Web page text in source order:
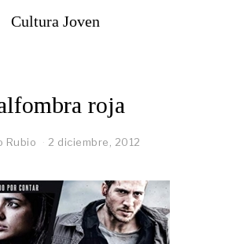
Cultura Joven
roja
Rubio 2 diciembre, 2012